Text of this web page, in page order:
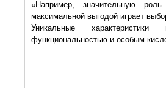
«Например, значительную
максимальной выгодой играет
Уникальные
функциональностью и особым